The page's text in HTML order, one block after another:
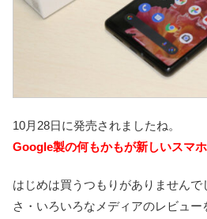
10月28日に発売されましたね。
Google製の何もかもが新しいスマホ
はじめは買うつもりがありませんで
さ・いろいろなメディアのレビュ